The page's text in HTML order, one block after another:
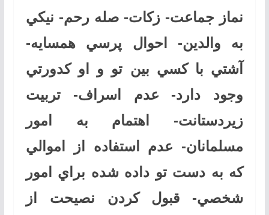
نماز جماعت- زكات- صله رحم- نيكي
به والدين- احوال پرسي همسايه-
آشتي با كسي بين تو و او كدورتي
وجود دارد- عدم اسراف- تربيت
زيردستانت- اهتمام به امور
مسلمانان- عدم استفاده از اموالي
كه به دست تو داده شده براي امور
شخصي- قبول كردن نصيحت از